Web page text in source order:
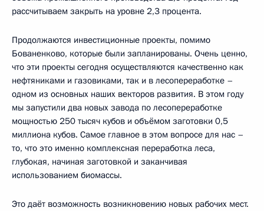
рассчитываем закрыть на уровне 2,3 процента.
Продолжаются инвестиционные проекты, помимо
Бованенково, которые были запланированы. Очень ценно,
что эти проекты сегодня осуществляются качественно как
нефтяниками и газовиками, так и в лесопереработке –
одном из основных наших векторов развития. В этом году
мы запустили два новых завода по лесопереработке
мощностью 250 тысяч кубов и объёмом заготовки 0,5
миллиона кубов. Самое главное в этом вопросе для нас –
то, что это именно комплексная переработка леса,
глубокая, начиная заготовкой и заканчивая
использованием биомассы.
Это даёт возможность возникновению новых рабочих мест.